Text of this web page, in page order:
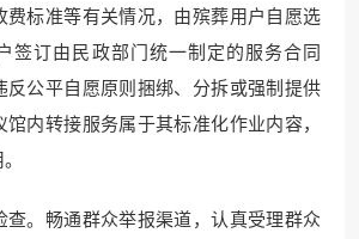
费标准等有关情况，由殡葬用户自愿选
签订由民政部门统一制定的服务合同
反公平自愿原则捆绑、分拆或强制提供
内转接服务属于其标准化作业内容，
查。畅通群众举报渠道，认真受理群众